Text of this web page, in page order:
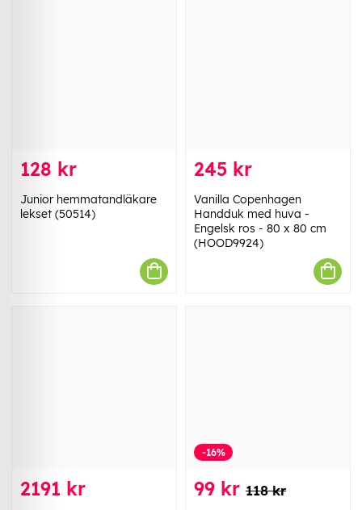
128 kr
Junior hemmatandläkare
lekset (50514)
245 kr
Vanilla Copenhagen
Handduk med huva -
Engelsk ros - 80 x 80 cm
(HOOD9924)
2191 kr
-16%
99 kr 118 kr